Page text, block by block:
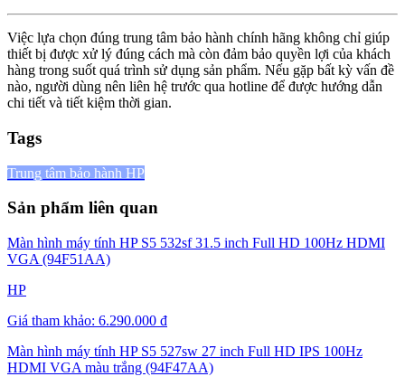
Việc lựa chọn đúng trung tâm bảo hành chính hãng không chỉ giúp
thiết bị được xử lý đúng cách mà còn đảm bảo quyền lợi của khách
hàng trong suốt quá trình sử dụng sản phẩm. Nếu gặp bất kỳ vấn đề
nào, người dùng nên liên hệ trước qua hotline để được hướng dẫn
chi tiết và tiết kiệm thời gian.
Tags
Trung tâm bảo hành HP
Sản phẩm liên quan
Màn hình máy tính HP S5 532sf 31.5 inch Full HD 100Hz HDMI
VGA (94F51AA)
HP
Giá tham khảo: 6.290.000 đ
Màn hình máy tính HP S5 527sw 27 inch Full HD IPS 100Hz
HDMI VGA màu trắng (94F47AA)